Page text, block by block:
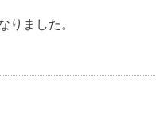
りました。